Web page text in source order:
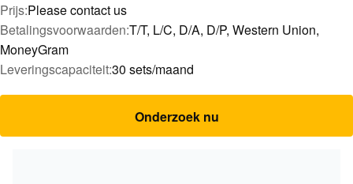
Prijs:Please contact us
Betalingsvoorwaarden:T/T, L/C, D/A, D/P, Western Union,
MoneyGram
Leveringscapaciteit:30 sets/maand
Onderzoek nu